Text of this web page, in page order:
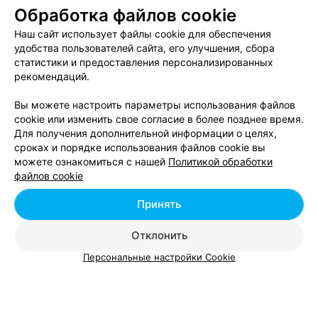
Горячее обертывание в Гомеле
Медовое обертывание в Гомеле
Добавить компанию
Добавить специалиста
Обработка файлов cookie
Наш сайт использует файлы cookie для обеспечения
удобства пользователей сайта, его улучшения, сбора
статистики и предоставления персонализированных
рекомендаций.
Вы можете настроить параметры использования файлов
cookie или изменить свое согласие в более позднее время.
Для получения дополнительной информации о целях,
сроках и порядке использования файлов cookie вы
можете ознакомиться с нашей Политикой обработки
файлов cookie
Отклонить
Принять
Персональные настройки Cookie